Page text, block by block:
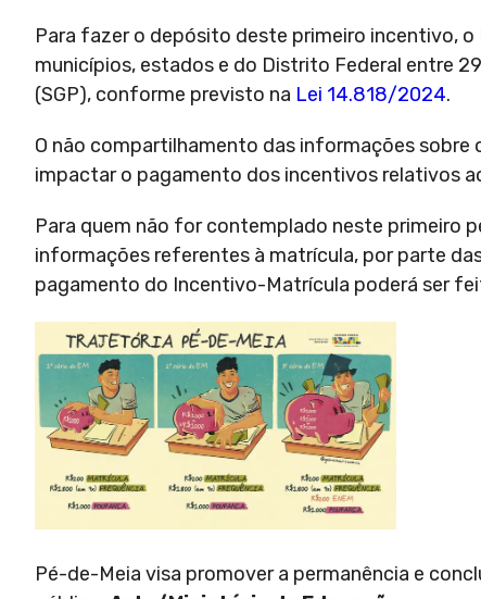
Para fazer o depósito deste primeiro incentivo, o
municípios, estados e do Distrito Federal entre
(SGP), conforme previsto na Lei 14.818/2024.
O não compartilhamento das informações
impactar o pagamento dos incentivos relativos
Para quem não for contemplado neste primeiro
informações referentes à matrícula, por parte
pagamento do Incentivo-Matrícula poderá ser
Pé-de-Meia visa promover a permanência e